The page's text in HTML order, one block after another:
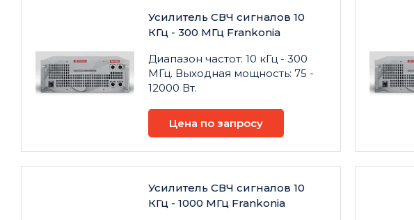
Усилитель СВЧ сигналов 10
КГц - 300 МГц Frankonia
Диапазон частот: 10 кГц - 300
МГц. Выходная мощность: 75 -
12000 Вт.
Цена по запросу
Усилитель СВЧ сигналов 10
КГц - 1000 МГц Frankonia